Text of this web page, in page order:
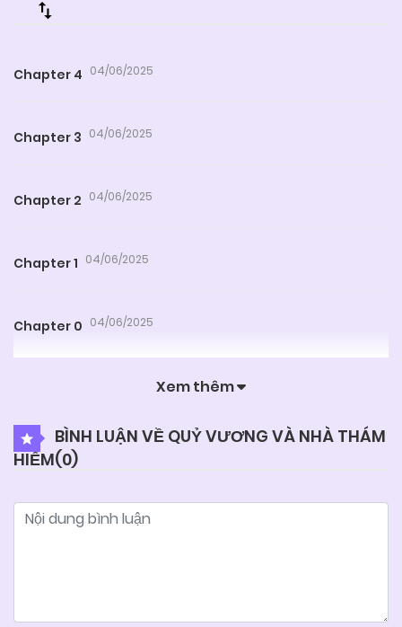
Chapter 4 04/06/2025
Chapter 3 04/06/2025
Chapter 2 04/06/2025
Chapter 1 04/06/2025
Chapter 0 04/06/2025
Xem thêm
BÌNH LUẬN VỀ QUỶ VƯƠNG VÀ NHÀ THÁM
HIỂM(0)